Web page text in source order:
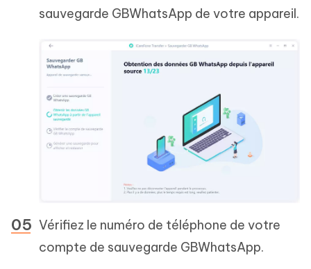
sauvegarde GBWhatsApp de votre appareil.
Vérifiez le numéro de téléphone de votre
compte de sauvegarde GBWhatsApp.